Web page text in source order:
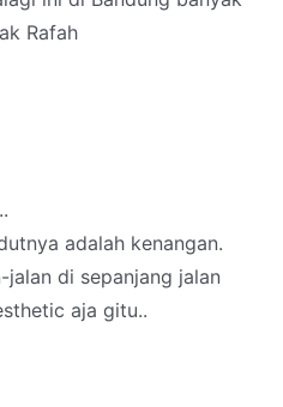
Rafah
adalah kenangan.
jalan di sepanjang jalan
aja gitu..